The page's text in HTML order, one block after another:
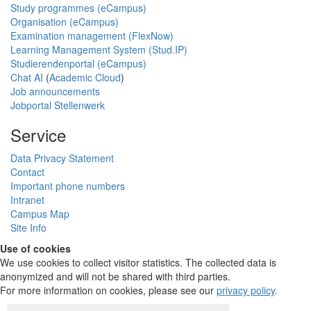
Study programmes (eCampus)
Organisation (eCampus)
Examination management (FlexNow)
Learning Management System (Stud.IP)
Studierendenportal (eCampus)
Chat AI (Academic Cloud)
Job announcements
Jobportal Stellenwerk
Service
Data Privacy Statement
Contact
Important phone numbers
Intranet
Campus Map
Site Info
Use of cookies
We use cookies to collect visitor statistics. The collected data is
anonymized and will not be shared with third parties.
For more information on cookies, please see our privacy policy.